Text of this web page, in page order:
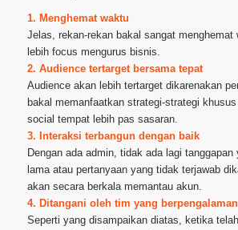
1. Menghemat waktu
Jelas, rekan-rekan bakal sangat menghemat
lebih focus mengurus bisnis.
2. Audience tertarget bersama tepat
Audience akan lebih tertarget dikarenakan
bakal memanfaatkan strategi-strategi
social tempat lebih pas sasaran.
3. Interaksi terbangun dengan baik
Dengan ada admin, tidak ada lagi tanggapan
lama atau pertanyaan yang tidak terjawab
akan secara berkala memantau akun.
4. Ditangani oleh tim yang berpengalaman
Seperti yang disampaikan diatas, ketika